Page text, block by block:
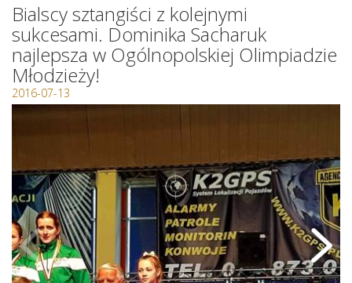
Bialscy sztangiści z kolejnymi
sukcesami. Dominika Sacharuk
najlepsza w Ogólnopolskiej Olimpiadzie
Młodzieży!
2016-07-13